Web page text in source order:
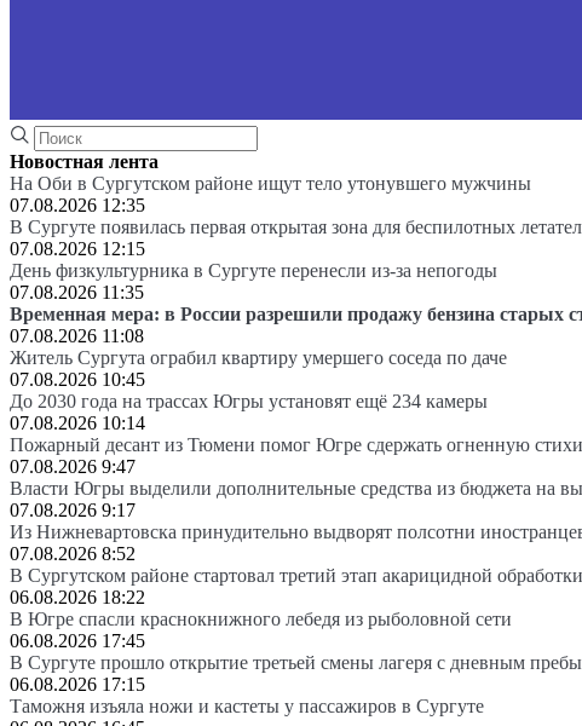
Новостная лента
На Оби в Сургутском районе ищут тело утонувшего мужчины
07.08.2026 12:35
В Сургуте появилась первая открытая зона для беспилотных
07.08.2026 12:15
День физкультурника в Сургуте перенесли из-за непогоды
07.08.2026 11:35
Временная мера: в России разрешили продажу бензина старых
07.08.2026 11:08
Житель Сургута ограбил квартиру умершего соседа по даче
07.08.2026 10:45
До 2030 года на трассах Югры установят ещё 234 камеры
07.08.2026 10:14
Пожарный десант из Тюмени помог Югре сдержать огненную
07.08.2026 9:47
Власти Югры выделили дополнительные средства из бюджета на
07.08.2026 9:17
Из Нижневартовска принудительно выдворят полсотни
07.08.2026 8:52
В Сургутском районе стартовал третий этап акарицидной обработки
06.08.2026 18:22
В Югре спасли краснокнижного лебедя из рыболовной сети
06.08.2026 17:45
В Сургуте прошло открытие третьей смены лагеря с дневным
06.08.2026 17:15
Таможня изъяла ножи и кастеты у пассажиров в Сургуте